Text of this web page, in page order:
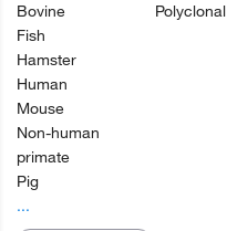
Bovine
Fish
Hamster
Human
Mouse
Non-human
primate
Pig
...
Polyclonal